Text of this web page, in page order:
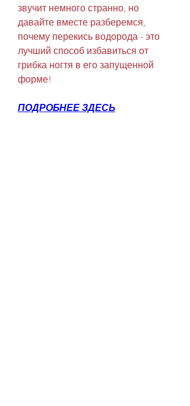
звучит немного странно, но
давайте вместе разберемся,
почему перекись водорода - это
лучший способ избавиться от
грибка ногтя в его запущенной
форме!
ПОДРОБНЕЕ ЗДЕСЬ